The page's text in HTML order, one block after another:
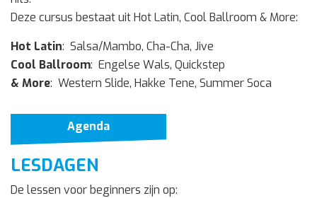
Deze cursus bestaat uit Hot Latin, Cool Ballroom & More:
Hot Latin: Salsa/Mambo, Cha-Cha, Jive
Cool Ballroom: Engelse Wals, Quickstep
& More: Western Slide, Hakke Tene, Summer Soca
Agenda
LESDAGEN
De lessen voor beginners zijn op: